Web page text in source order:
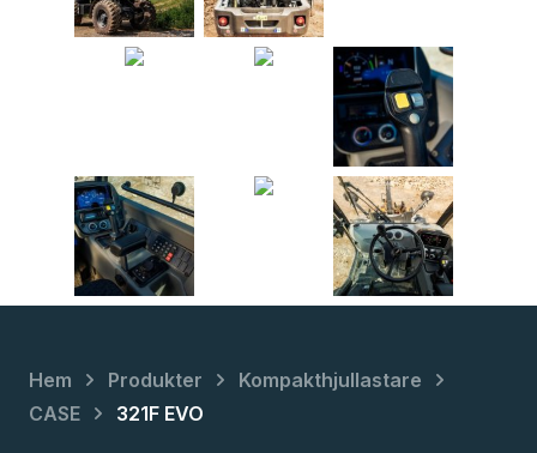
Hem chevron_right Produkter chevron_right Kompakthjullastare chevron_right
CASE chevron_right 321F EVO